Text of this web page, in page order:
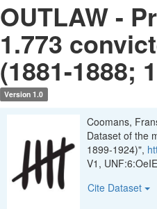
OUTLAW -
1.773
(1881-1888;
Version 1.0
Coomans,
Dataset of the
1899-1924)",
V1,
Cite Dataset